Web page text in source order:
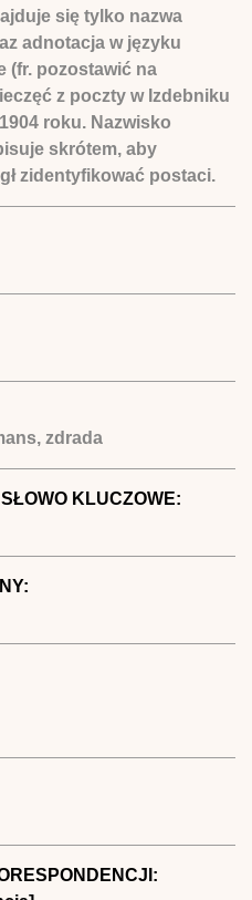
się tylko nazwa
adnotacja w języku
(fr. pozostawić na
z poczty w Izdebniku
roku. Nazwisko
skrótem, aby
zidentyfikować postaci.
zdrada
KLUCZOWE: